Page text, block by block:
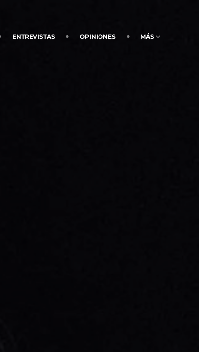
ENTREVISTAS OPINIONES MÁS